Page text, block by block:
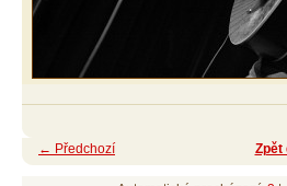
← Předchozí Zpět